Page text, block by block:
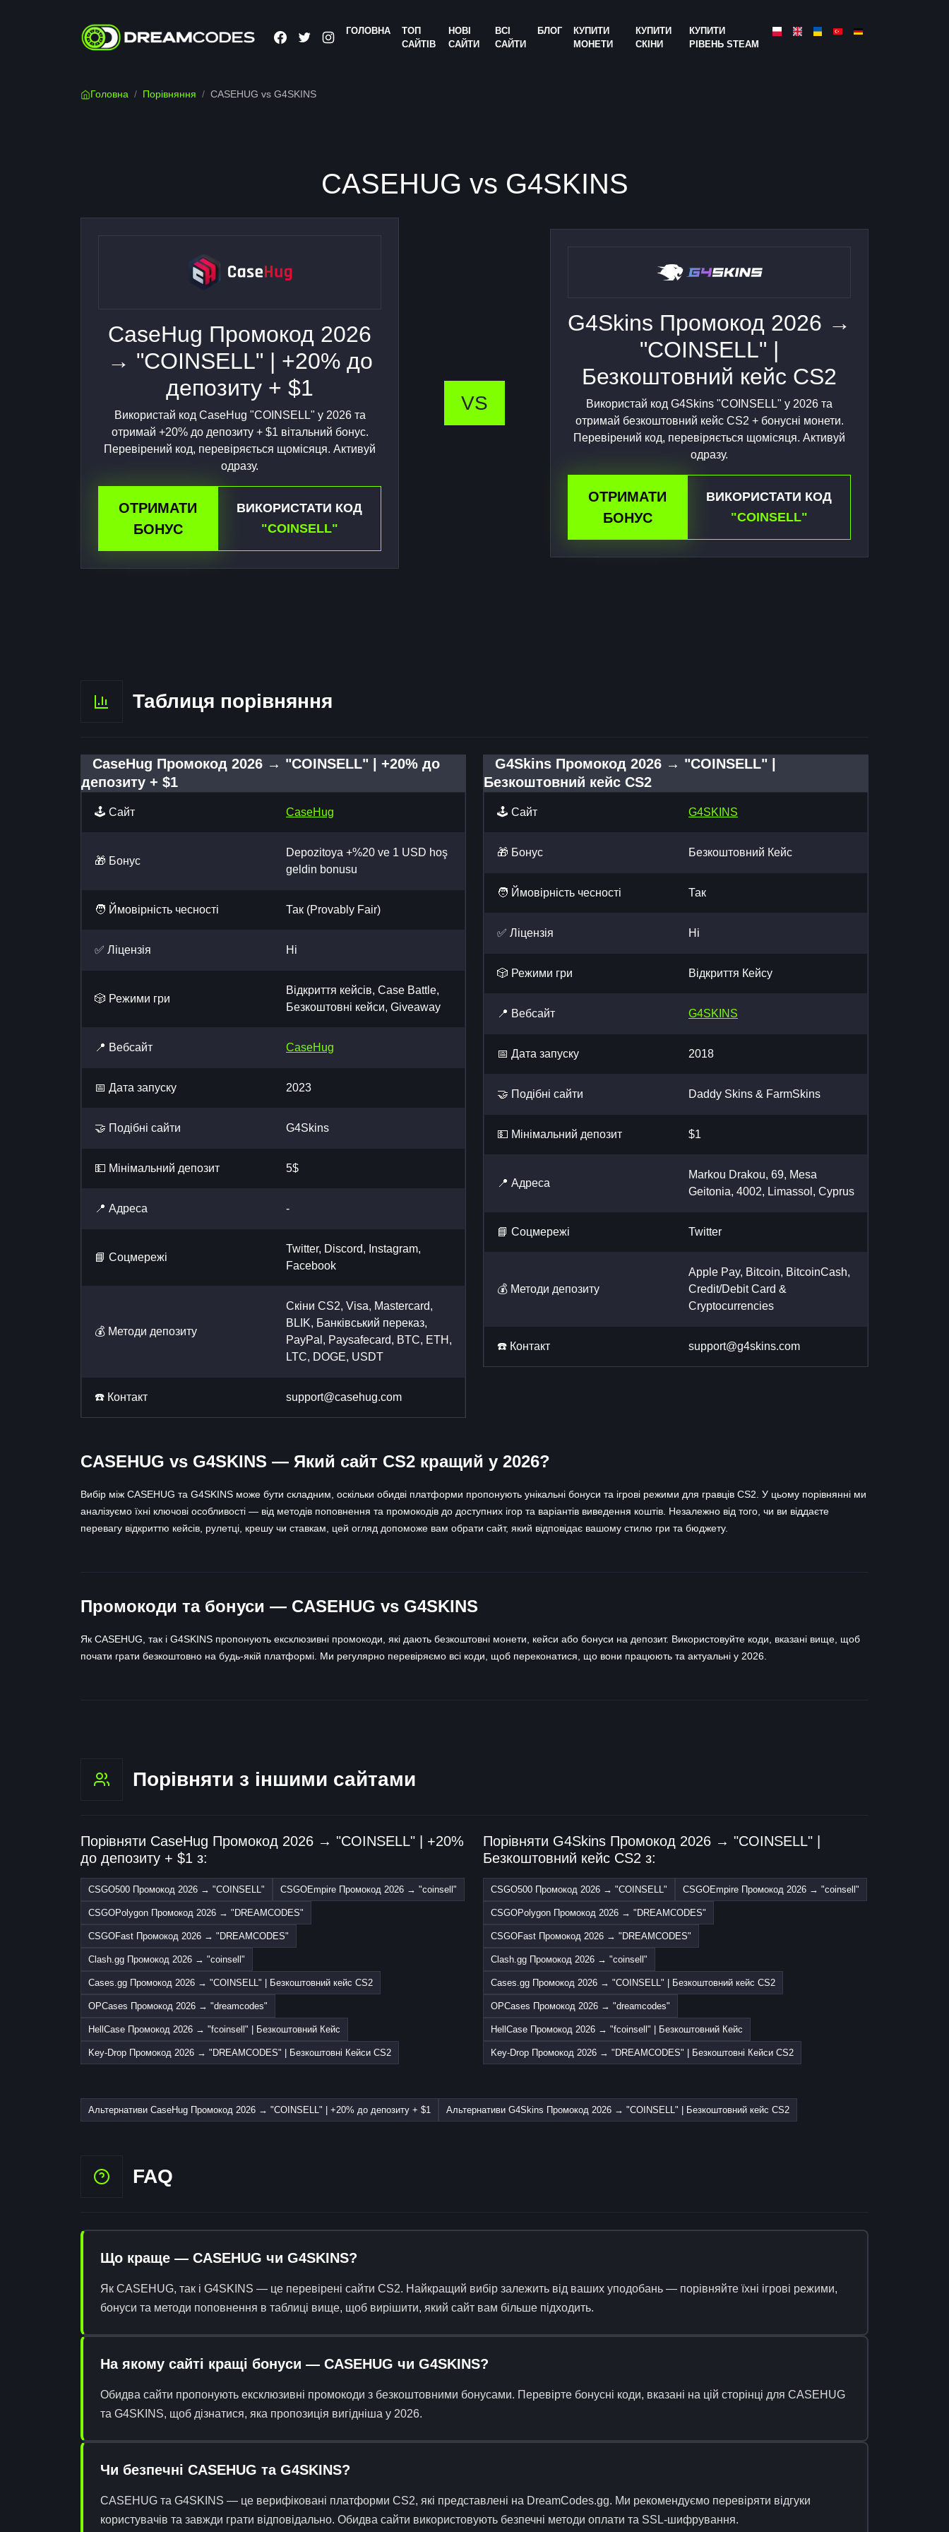
ГОЛОВНА
ТОП
САЙТІВ
НОВІ
САЙТИ
ВСІ
САЙТИ
БЛОГ
КУПИТИ
МОНЕТИ
КУПИТИ
СКІНИ
КУПИТИ
РІВЕНЬ STEAM
Головна / Порівняння / CASEHUG vs G4SKINS
CASEHUG vs G4SKINS
CaseHug Промокод 2026
→ "COINSELL" | +20% до
депозиту + $1
Використай код CaseHug "COINSELL" у 2026 та
отримай +20% до депозиту + $1 вітальний бонус.
Перевірений код, перевіряється щомісяця. Активуй
одразу.
ОТРИМАТИ
БОНУС
ВИКОРИСТАТИ КОД
"COINSELL"
VS
G4Skins Промокод 2026 →
"COINSELL" |
Безкоштовний кейс CS2
Використай код G4Skins "COINSELL" у 2026 та
отримай безкоштовний кейс CS2 + бонусні монети.
Перевірений код, перевіряється щомісяця. Активуй
одразу.
ОТРИМАТИ
БОНУС
ВИКОРИСТАТИ КОД
"COINSELL"
Таблиця порівняння
CaseHug Промокод 2026 → "COINSELL" | +20% до
депозиту + $1
🕹️ Сайт CaseHug
🎁 Бонус
Depozitoya +%20 ve 1 USD hoş
geldin bonusu
🧑 Ймовірність чесності Так (Provably Fair)
✅ Ліцензія Ні
🎲 Режими гри
Відкриття кейсів, Case Battle,
Безкоштовні кейси, Giveaway
📍 Вебсайт CaseHug
📅 Дата запуску 2023
🤝 Подібні сайти G4Skins
💵 Мінімальний депозит 5$
📍 Адреса -
📘 Cоцмережі
Twitter, Discord, Instagram,
Facebook
💰 Методи депозиту
Скіни CS2, Visa, Mastercard,
BLIK, Банківський переказ,
PayPal, Paysafecard, BTC, ETH,
LTC, DOGE, USDT
☎️ Контакт support@casehug.com
G4Skins Промокод 2026 → "COINSELL" |
Безкоштовний кейс CS2
🕹️ Сайт G4SKINS
🎁 Бонус Безкоштовний Кейс
🧑 Ймовірність чесності Так
✅ Ліцензія Ні
🎲 Режими гри Відкриття Кейсу
📍 Вебсайт G4SKINS
📅 Дата запуску 2018
🤝 Подібні сайти Daddy Skins & FarmSkins
💵 Мінімальний депозит $1
📍 Адреса
Markou Drakou, 69, Mesa
Geitonia, 4002, Limassol, Cyprus
📘 Cоцмережі Twitter
💰 Методи депозиту
Apple Pay, Bitcoin, BitcoinCash,
Credit/Debit Card &
Cryptocurrencies
☎️ Контакт support@g4skins.com
CASEHUG vs G4SKINS — Який сайт CS2 кращий у 2026?
Вибір між CASEHUG та G4SKINS може бути складним, оскільки обидві платформи пропонують унікальні бонуси та ігрові режими для гравців CS2. У цьому порівнянні ми
аналізуємо їхні ключові особливості — від методів поповнення та промокодів до доступних ігор та варіантів виведення коштів. Незалежно від того, чи ви віддаєте
перевагу відкриттю кейсів, рулетці, крешу чи ставкам, цей огляд допоможе вам обрати сайт, який відповідає вашому стилю гри та бюджету.
Промокоди та бонуси — CASEHUG vs G4SKINS
Як CASEHUG, так і G4SKINS пропонують ексклюзивні промокоди, які дають безкоштовні монети, кейси або бонуси на депозит. Використовуйте коди, вказані вище, щоб
почати грати безкоштовно на будь-якій платформі. Ми регулярно перевіряємо всі коди, щоб переконатися, що вони працюють та актуальні у 2026.
Порівняти з іншими сайтами
Порівняти CaseHug Промокод 2026 → "COINSELL" | +20%
до депозиту + $1 з:
CSGO500 Промокод 2026 → "COINSELL" CSGOEmpire Промокод 2026 → "coinsell"
CSGOPolygon Промокод 2026 → "DREAMCODES"
CSGOFast Промокод 2026 → "DREAMCODES"
Clash.gg Промокод 2026 → "coinsell"
Cases.gg Промокод 2026 → "COINSELL" | Безкоштовний кейс CS2
OPCases Промокод 2026 → "dreamcodes"
HellCase Промокод 2026 → "fcoinsell" | Безкоштовний Кейс
Key-Drop Промокод 2026 → "DREAMCODES" | Безкоштовні Кейси CS2
Порівняти G4Skins Промокод 2026 → "COINSELL" |
Безкоштовний кейс CS2 з:
CSGO500 Промокод 2026 → "COINSELL" CSGOEmpire Промокод 2026 → "coinsell"
CSGOPolygon Промокод 2026 → "DREAMCODES"
CSGOFast Промокод 2026 → "DREAMCODES"
Clash.gg Промокод 2026 → "coinsell"
Cases.gg Промокод 2026 → "COINSELL" | Безкоштовний кейс CS2
OPCases Промокод 2026 → "dreamcodes"
HellCase Промокод 2026 → "fcoinsell" | Безкоштовний Кейс
Key-Drop Промокод 2026 → "DREAMCODES" | Безкоштовні Кейси CS2
Альтернативи CaseHug Промокод 2026 → "COINSELL" | +20% до депозиту + $1 Альтернативи G4Skins Промокод 2026 → "COINSELL" | Безкоштовний кейс CS2
FAQ
Що краще — CASEHUG чи G4SKINS?
Як CASEHUG, так і G4SKINS — це перевірені сайти CS2. Найкращий вибір залежить від ваших уподобань — порівняйте їхні ігрові режими,
бонуси та методи поповнення в таблиці вище, щоб вирішити, який сайт вам більше підходить.
На якому сайті кращі бонуси — CASEHUG чи G4SKINS?
Обидва сайти пропонують ексклюзивні промокоди з безкоштовними бонусами. Перевірте бонусні коди, вказані на цій сторінці для CASEHUG
та G4SKINS, щоб дізнатися, яка пропозиція вигідніша у 2026.
Чи безпечні CASEHUG та G4SKINS?
CASEHUG та G4SKINS — це верифіковані платформи CS2, які представлені на DreamCodes.gg. Ми рекомендуємо перевіряти відгуки
користувачів та завжди грати відповідально. Обидва сайти використовують безпечні методи оплати та SSL-шифрування.